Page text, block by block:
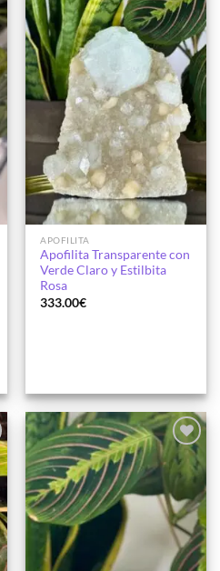
APOFILITA
Apofilita Transparente con
Verde Claro y Estilbita
Rosa
333.00€
Añadir
a la
lista de
deseos